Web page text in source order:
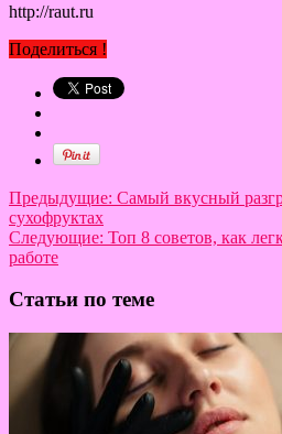
http://raut.ru
Поделиться !
Предыдущие: Самый вкусный
сухофруктах
Следующие: Топ 8 советов, как
работе
Статьи по теме